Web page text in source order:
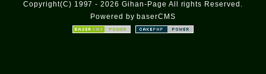
Copyright(C) 1997 - 2026 Gihan-Page All rights Reserved.
Powered by baserCMS